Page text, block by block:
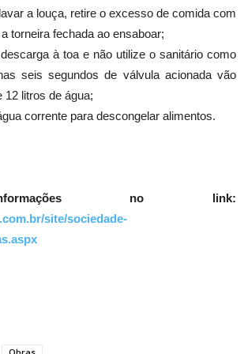
a louça, retire o excesso de comida com
torneira fechada ao ensaboar;
à toa e não utilize o sanitário como
seis segundos de válvula acionada vão
12 litros de água;
corrente para descongelar alimentos.
no link:
site/sociedade-